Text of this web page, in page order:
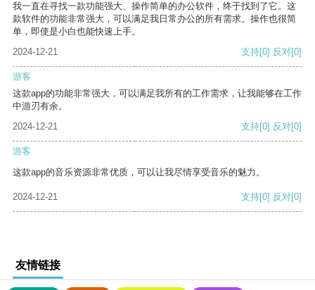
我一直在寻找一款功能强大、操作简单的办公软件，终于找到了它。这
款软件的功能非常强大，可以满足我日常办公的所有需求。操作也很简
单，即使是小白也能快速上手。
2024-12-21
支持[0] 反对[0]
游客
这款app的功能非常强大，可以满足我所有的工作需求，让我能够在工作
中游刃有余。
2024-12-21
支持[0] 反对[0]
游客
这款app的音乐资源非常优质，可以让我尽情享受音乐的魅力。
2024-12-21 支持[0] 反对[0]
友情链接